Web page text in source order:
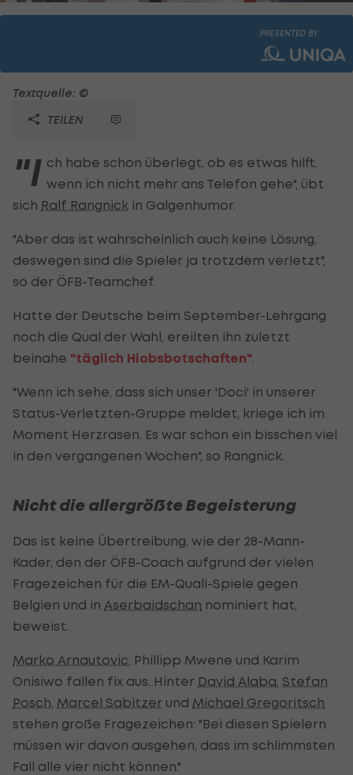
PRESENTED BY
Textquelle: ©
TEILEN
"I ch habe schon überlegt, ob es etwas hilft,
wenn ich nicht mehr ans Telefon gehe", übt
sich Ralf Rangnick in Galgenhumor.
"Aber das ist wahrscheinlich auch keine Lösung,
deswegen sind die Spieler ja trotzdem verletzt",
so der ÖFB-Teamchef.
Hatte der Deutsche beim September-Lehrgang
noch die Qual der Wahl, ereilten ihn zuletzt
beinahe "täglich Hiobsbotschaften"
"Wenn ich sehe, dass sich unser 'Doci' in unserer
Status-Verletzten-Gruppe meldet, kriege ich im
Moment Herzrasen. Es war schon ein bisschen viel
in den vergangenen Wochen", so Rangnick.
Nicht die allergrößte Begeisterung
Das ist keine Übertreibung, wie der 28-Mann-
Kader, den der ÖFB-Coach aufgrund der vielen
Fragezeichen für die EM-Quali-Spiele gegen
Belgien und in Aserbaidschan nominiert hat,
beweist.
Marko Arnautovic , Phillipp Mwene und Karim
Onisiwo fallen fix aus. Hinter David Alaba Stefan
Posch Marcel Sabitzer und Michael Gregoritsch
stehen große Fragezeichen: "Bei diesen Spielern
müssen wir davon ausgehen, dass im schlimmsten
Fall alle vier nicht können."